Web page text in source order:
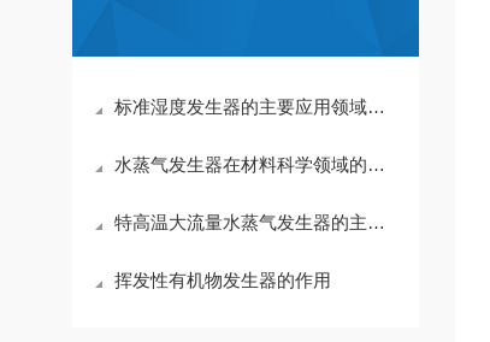
标准湿度发生器的主要应用领域及使用条件
水蒸气发生器在材料科学领域的多元化应用
特高温大流量水蒸气发生器的主要特点
挥发性有机物发生器的作用